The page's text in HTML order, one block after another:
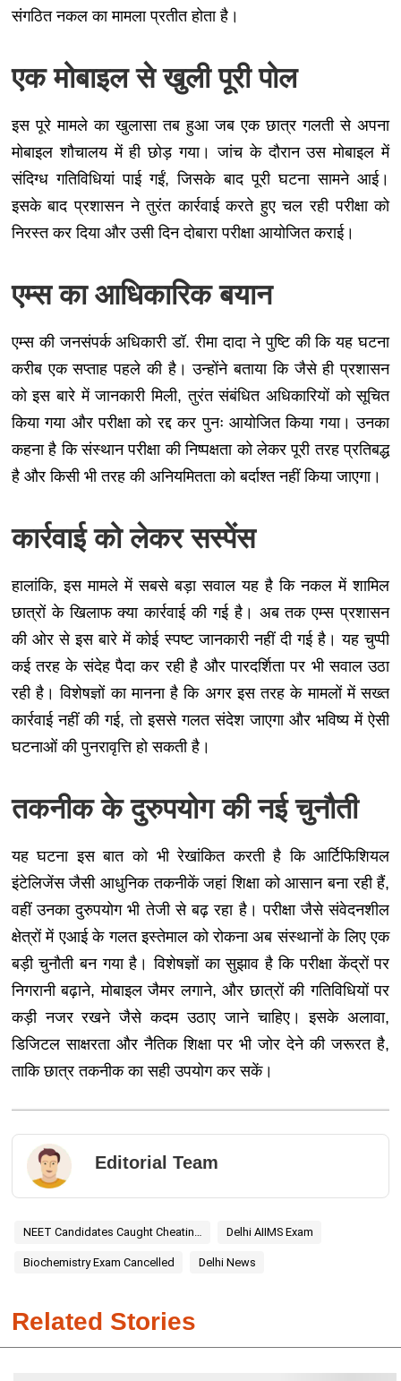
संगठित नकल का मामला प्रतीत होता है।
एक मोबाइल से खुली पूरी पोल
इस पूरे मामले का खुलासा तब हुआ जब एक छात्र गलती से अपना
मोबाइल शौचालय में ही छोड़ गया। जांच के दौरान उस मोबाइल में
संदिग्ध गतिविधियां पाई गईं, जिसके बाद पूरी घटना सामने आई।
इसके बाद प्रशासन ने तुरंत कार्रवाई करते हुए चल रही परीक्षा को
निरस्त कर दिया और उसी दिन दोबारा परीक्षा आयोजित कराई।
एम्स का आधिकारिक बयान
एम्स की जनसंपर्क अधिकारी डॉ. रीमा दादा ने पुष्टि की कि यह घटना
करीब एक सप्ताह पहले की है। उन्होंने बताया कि जैसे ही प्रशासन
को इस बारे में जानकारी मिली, तुरंत संबंधित अधिकारियों को सूचित
किया गया और परीक्षा को रद्द कर पुनः आयोजित किया गया। उनका
कहना है कि संस्थान परीक्षा की निष्पक्षता को लेकर पूरी तरह प्रतिबद्ध
है और किसी भी तरह की अनियमितता को बर्दाश्त नहीं किया जाएगा।
कार्रवाई को लेकर सस्पेंस
हालांकि, इस मामले में सबसे बड़ा सवाल यह है कि नकल में शामिल
छात्रों के खिलाफ क्या कार्रवाई की गई है। अब तक एम्स प्रशासन
की ओर से इस बारे में कोई स्पष्ट जानकारी नहीं दी गई है। यह चुप्पी
कई तरह के संदेह पैदा कर रही है और पारदर्शिता पर भी सवाल उठा
रही है। विशेषज्ञों का मानना है कि अगर इस तरह के मामलों में सख्त
कार्रवाई नहीं की गई, तो इससे गलत संदेश जाएगा और भविष्य में ऐसी
घटनाओं की पुनरावृत्ति हो सकती है।
तकनीक के दुरुपयोग की नई चुनौती
यह घटना इस बात को भी रेखांकित करती है कि आर्टिफिशियल
इंटेलिजेंस जैसी आधुनिक तकनीकें जहां शिक्षा को आसान बना रही हैं,
वहीं उनका दुरुपयोग भी तेजी से बढ़ रहा है। परीक्षा जैसे संवेदनशील
क्षेत्रों में एआई के गलत इस्तेमाल को रोकना अब संस्थानों के लिए एक
बड़ी चुनौती बन गया है। विशेषज्ञों का सुझाव है कि परीक्षा केंद्रों पर
निगरानी बढ़ाने, मोबाइल जैमर लगाने, और छात्रों की गतिविधियों पर
कड़ी नजर रखने जैसे कदम उठाए जाने चाहिए। इसके अलावा,
डिजिटल साक्षरता और नैतिक शिक्षा पर भी जोर देने की जरूरत है,
ताकि छात्र तकनीक का सही उपयोग कर सकें।
Editorial Team
NEET Candidates Caught Cheating Using AI Delhi AIIMS Exam
Biochemistry Exam Cancelled Delhi News
Related Stories